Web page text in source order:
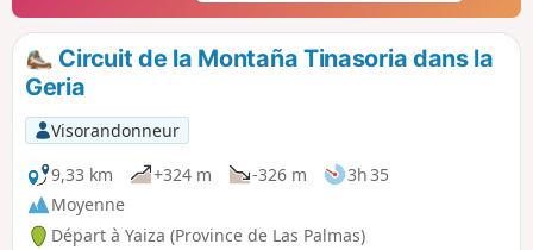
Circuit de la Montaña Tinasoria dans la
Geria
Visorandonneur
9,33 km
+324 m -326 m
3h 35
Moyenne
Départ à Yaiza (Province de Las Palmas)